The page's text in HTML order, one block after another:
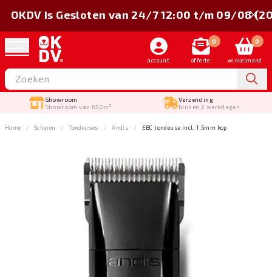
account
0
offerte
0
winkelmand
Showroom
Showroom van 650m²
Verzending
binnen 2 werkdagen
OKDV is Gesloten van 24/7 12:00 t/m 09/08
Home Scheren Tondeuses Andis EBC tondeuse incl. 1,5mm kop